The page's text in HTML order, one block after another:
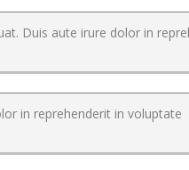
Duis aute irure dolor in
in reprehenderit in voluptate